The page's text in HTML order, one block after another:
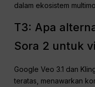
dalam ekosistem
T3: Apa
Sora 2 untuk
Google Veo 3.1 dan
teratas, menawarkan